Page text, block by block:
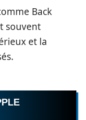
Back
souvent
et la